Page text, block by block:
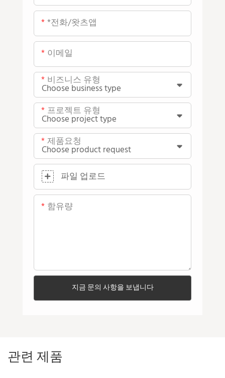
*전화/왓츠앱
이메일
비즈니스 유형
프로젝트 유형
제품요청
파일 업로드
함유량
지금 문의 사항을 보냅니다
관련 제품